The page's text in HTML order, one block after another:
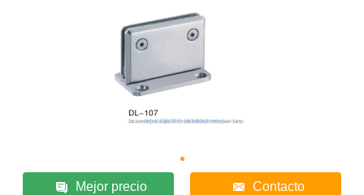
Mejor precio Contacto